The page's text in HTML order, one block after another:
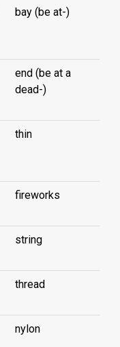
bay (be at-)
end (be at a
dead-)
thin
fireworks
string
thread
nylon